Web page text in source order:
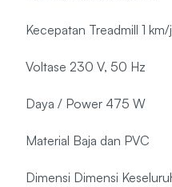
Kecepatan Treadmill 1
Voltase 230 V, 50 Hz
Daya / Power 475 W
Material Baja dan PVC
Dimensi Dimensi